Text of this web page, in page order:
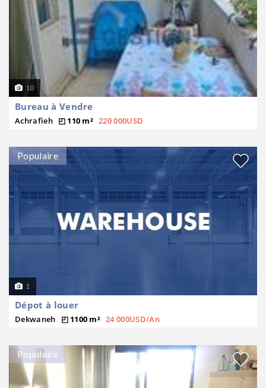
10
Bureau à Vendre
Achrafieh 110 m² 220 000USD
Populaire
1
Dépot à louer
Dekwaneh 1100 m² 24 000USD/An
Populaire